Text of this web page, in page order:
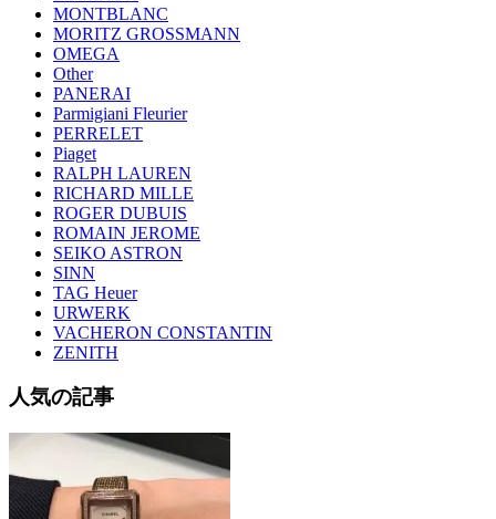
MONTBLANC
MORITZ GROSSMANN
OMEGA
Other
PANERAI
Parmigiani Fleurier
PERRELET
Piaget
RALPH LAUREN
RICHARD MILLE
ROGER DUBUIS
ROMAIN JEROME
SEIKO ASTRON
SINN
TAG Heuer
URWERK
VACHERON CONSTANTIN
ZENITH
人気の記事